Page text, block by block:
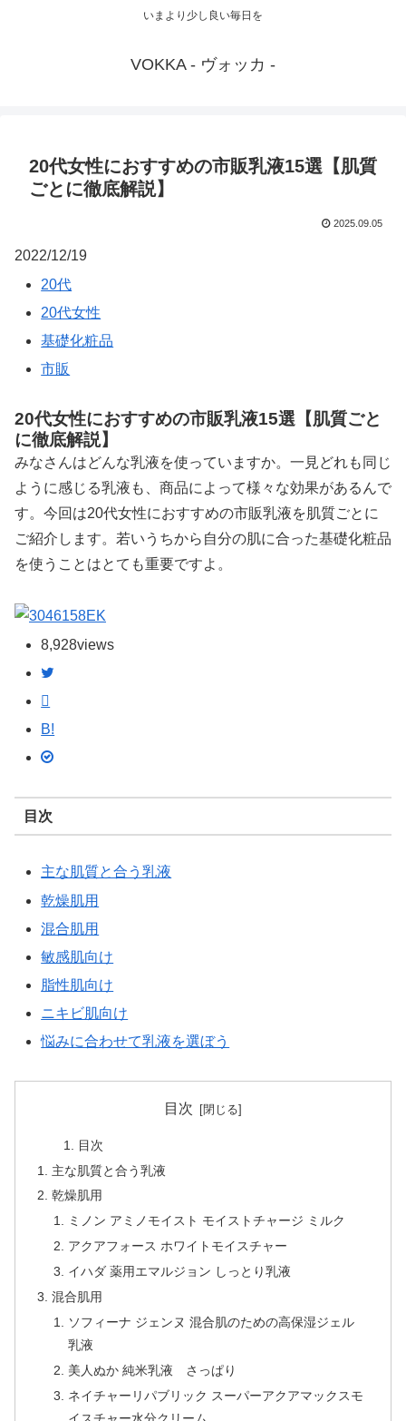
いまより少し良い毎日を
VOKKA - ヴォッカ -
20代女性におすすめの市販乳液15選【肌質
ごとに徹底解説】
2025.09.05
2022/12/19
20代
20代女性
基礎化粧品
市販
20代女性におすすめの市販乳液15選【肌質ごと
に徹底解説】
みなさんはどんな乳液を使っていますか。一見どれも同じ
ように感じる乳液も、商品によって様々な効果があるんで
す。今回は20代女性におすすめの市販乳液を肌質ごとに
ご紹介します。若いうちから自分の肌に合った基礎化粧品
を使うことはとても重要ですよ。
EK
8,928views
B!
目次
主な肌質と合う乳液
乾燥肌用
混合肌用
敏感肌向け
脂性肌向け
ニキビ肌向け
悩みに合わせて乳液を選ぼう
目次
目次
主な肌質と合う乳液
乾燥肌用
ミノン アミノモイスト モイストチャージ ミルク
アクアフォース ホワイトモイスチャー
イハダ 薬用エマルジョン しっとり乳液
混合肌用
ソフィーナ ジェンヌ 混合肌のための高保湿ジェル
乳液
美人ぬか 純米乳液 さっぱり
ネイチャーリパブリック スーパーアクアマックスモ
イスチャー水分クリーム